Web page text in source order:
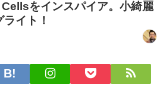
をインスパイア。小綺麗
イト！